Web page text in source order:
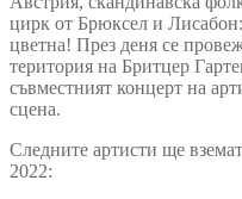
цирк от Брюксел и
цветна! През деня се
територия на Бритцер
съвместният концерт на
сцена.
Следните артисти ще
2022: